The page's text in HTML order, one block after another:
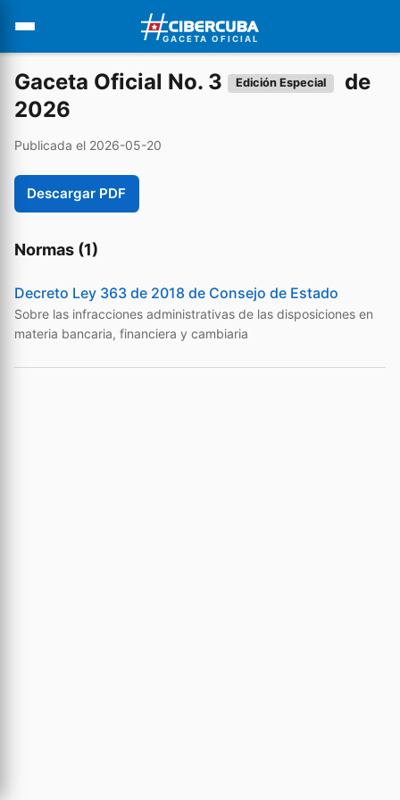
GACETA OFICIAL
Gaceta Oficial No. 3 Edición Especial
de
2026
Publicada el 2026-05-20
Descargar PDF
Normas (1)
Decreto Ley 363 de 2018 de Consejo de Estado
Sobre las infracciones administrativas de las disposiciones en
materia bancaria, financiera y cambiaria